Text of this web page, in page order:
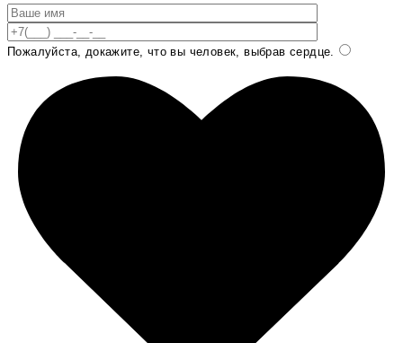
Пожалуйста, докажите, что вы человек, выбрав сердце.